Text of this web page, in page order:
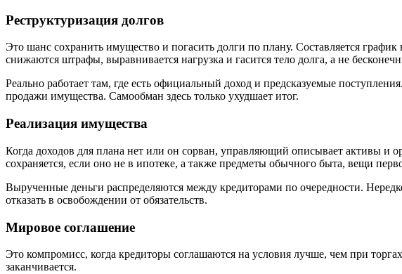
Реструктуризация долгов
Это шанс сохранить имущество и погасить долги по плану. Составляется
снижаются штрафы, выравнивается нагрузка и гасится тело долга, а не
Реально работает там, где есть официальный доход и предсказуемые
продажи имущества. Самообман здесь только ухудшает итог.
Реализация имущества
Когда доходов для плана нет или он сорван, управляющий описывает активы и
сохраняется, если оно не в ипотеке, а также предметы обычного быта, вещи
Вырученные деньги распределяются между кредиторами по очередности.
отказать в освобождении от обязательств.
Мировое соглашение
Это компромисс, когда кредиторы соглашаются на условия лучше, чем при
заканчивается.